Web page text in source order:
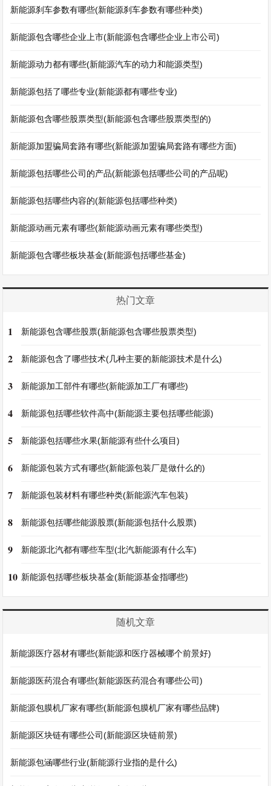
新能源刹车参数有哪些(新能源刹车参数有哪些种类)
新能源包含哪些企业上市(新能源包含哪些企业上市公司)
新能源动力都有哪些(新能源汽车的动力和能源类型)
新能源包括了哪些专业(新能源都有哪些专业)
新能源包含哪些股票类型(新能源包含哪些股票类型的)
新能源加盟骗局套路有哪些(新能源加盟骗局套路有哪些方面)
新能源包括哪些公司的产品(新能源包括哪些公司的产品呢)
新能源包括哪些内容的(新能源包括哪些种类)
新能源动画元素有哪些(新能源动画元素有哪些类型)
新能源包含哪些板块基金(新能源包括哪些基金)
热门文章
1 新能源包含哪些股票(新能源包含哪些股票类型)
2 新能源包含了哪些技术(几种主要的新能源技术是什么)
3 新能源加工部件有哪些(新能源加工厂有哪些)
4 新能源包括哪些软件高中(新能源主要包括哪些能源)
5 新能源包括哪些水果(新能源有些什么项目)
6 新能源包装方式有哪些(新能源包装厂是做什么的)
7 新能源包装材料有哪些种类(新能源汽车包装)
8 新能源包括哪些能源股票(新能源包括什么股票)
9 新能源北汽都有哪些车型(北汽新能源有什么车)
10 新能源包括哪些板块基金(新能源基金指哪些)
随机文章
新能源医疗器材有哪些(新能源和医疗器械哪个前景好)
新能源医药混合有哪些(新能源医药混合有哪些公司)
新能源包膜机厂家有哪些(新能源包膜机厂家有哪些品牌)
新能源区块链有哪些公司(新能源区块链前景)
新能源包涵哪些行业(新能源行业指的是什么)